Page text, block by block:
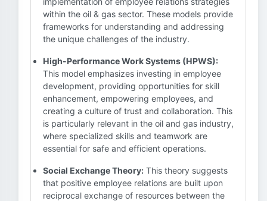
within the oil & gas sector. These models provide
frameworks for understanding and addressing
the unique challenges of the industry.
High-Performance Work Systems (HPWS):
This model emphasizes investing in employee
development, providing opportunities for skill
enhancement, empowering employees, and
creating a culture of trust and collaboration. This
is particularly relevant in the oil and gas industry,
where specialized skills and teamwork are
essential for safe and efficient operations.
Social Exchange Theory: This theory suggests
that positive employee relations are built upon
reciprocal exchange of resources between the